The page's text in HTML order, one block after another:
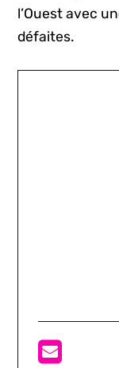
l’Ouest avec
défaites.